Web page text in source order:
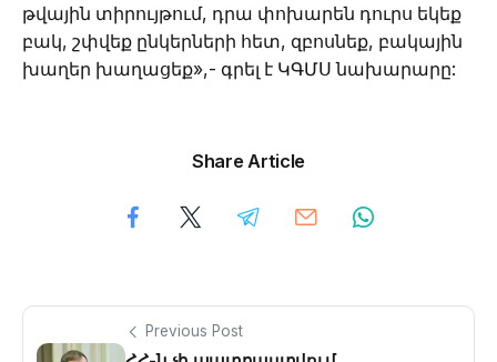
թվային տիրույթում, դրա փոխարեն դուրս եկեք
բակ, շփվեք ընկերների հետ, զբոսնեք, բակային
խաղեր խաղացեք»,- գրել է ԿԳՄՍ նախարարը:
Share Article
Previous Post